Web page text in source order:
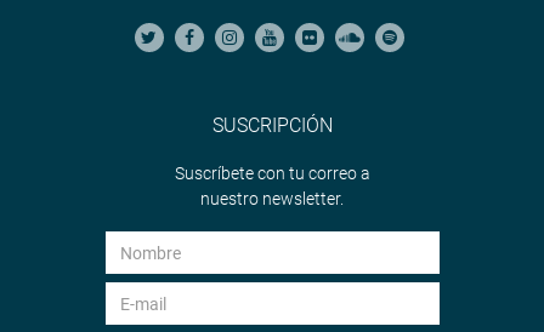
SUSCRIPCIÓN
Suscríbete con tu correo a
nuestro newsletter.